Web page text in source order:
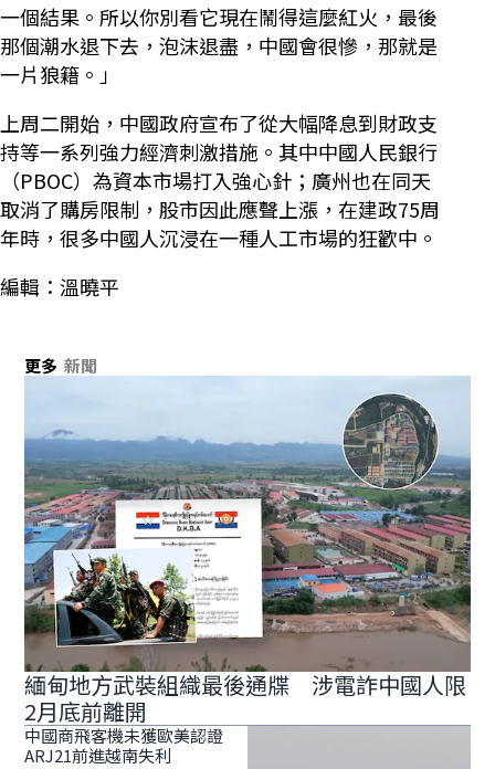
一個結果。所以你別看它現在鬧得這麼紅火，最後
那個潮水退下去，泡沫退盡，中國會很慘，那就是
一片狼籍。」
上周二開始，中國政府宣布了從大幅降息到財政支
持等一系列強力經濟刺激措施。其中中國人民銀行
（PBOC）為資本市場打入強心針；廣州也在同天
取消了購房限制，股市因此應聲上漲，在建政75周
年時，很多中國人沉浸在一種人工市場的狂歡中。
編輯：溫曉平
更多 新聞
緬甸地方武裝組織最後通牒 涉電詐中國人限
2月底前離開
中國商飛客機未獲歐美認證
ARJ21前進越南失利